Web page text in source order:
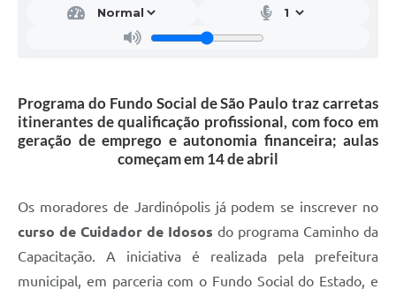
Programa do Fundo Social de São Paulo traz carretas
itinerantes de qualificação profissional, com foco em
geração de emprego e autonomia financeira; aulas
começam em 14 de abril
Os moradores de Jardinópolis já podem se inscrever no
curso de Cuidador de Idosos do programa Caminho da
Capacitação. A iniciativa é realizada pela prefeitura
municipal, em parceria com o Fundo Social do Estado, e